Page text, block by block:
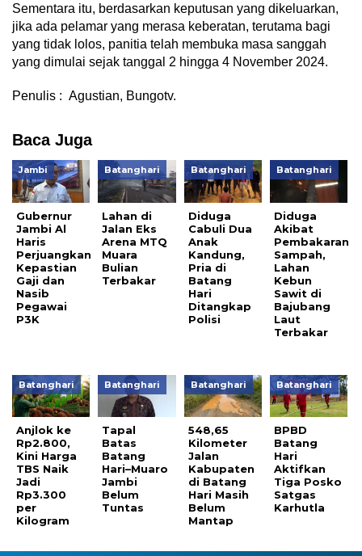
Sementara itu, berdasarkan keputusan yang dikeluarkan,
jika ada pelamar yang merasa keberatan, terutama bagi
yang tidak lolos, panitia telah membuka masa sanggah
yang dimulai sejak tanggal 2 hingga 4 November 2024.
Penulis : Agustian, Bungotv.
Baca Juga
Jambi
Gubernur
Jambi Al
Haris
Perjuangkan
Kepastian
Gaji dan
Nasib
Pegawai
P3K
Batanghari
Lahan di
Jalan Eks
Arena MTQ
Muara
Bulian
Terbakar
Batanghari
Diduga
Cabuli Dua
Anak
Kandung,
Pria di
Batang
Hari
Ditangkap
Polisi
Batanghari
Diduga
Akibat
Pembakaran
Sampah,
Lahan
Kebun
Sawit di
Bajubang
Laut
Terbakar
Batanghari
Anjlok ke
Rp2.800,
Kini Harga
TBS Naik
Jadi
Rp3.300
per
Kilogram
Batanghari
Tapal
Batas
Batang
Hari–Muaro
Jambi
Belum
Tuntas
Batanghari
548,65
Kilometer
Jalan
Kabupaten
di Batang
Hari Masih
Belum
Mantap
Batanghari
BPBD
Batang
Hari
Aktifkan
Tiga Posko
Satgas
Karhutla